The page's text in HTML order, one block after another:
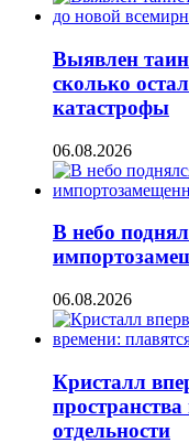
Выявлен
сколько
катастрофы
06.08.2026
В небо
06.08.2026
Кристалл
отдельности